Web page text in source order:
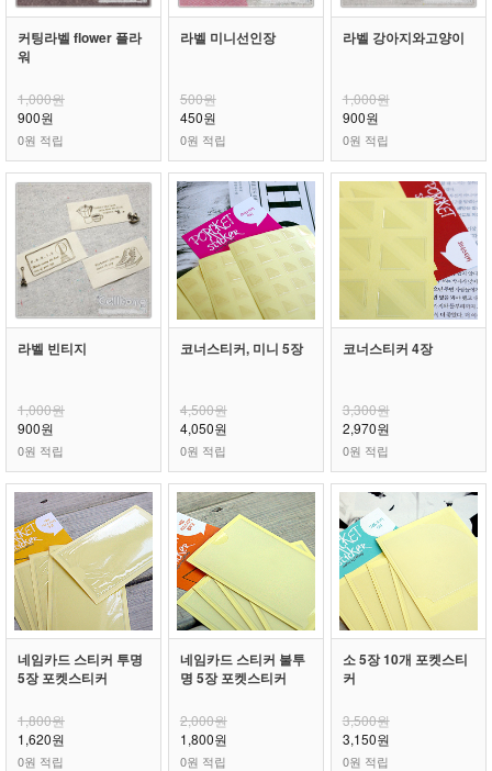
커팅라벨 flower 플라
워
1,000원
900원
0원 적립
라벨 미니선인장
500원
450원
0원 적립
라벨 강아지와고양이
1,000원
900원
0원 적립
라벨 빈티지
1,000원
900원
0원 적립
코너스티커, 미니 5장
4,500원
4,050원
0원 적립
코너스티커 4장
3,300원
2,970원
0원 적립
네임카드 스티커 투명
5장 포켓스티커
1,800원
1,620원
0원 적립
네임카드 스티커 불투
명 5장 포켓스티커
2,000원
1,800원
0원 적립
소 5장 10개 포켓스티
커
3,500원
3,150원
0원 적립